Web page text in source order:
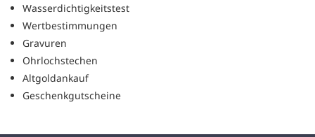
Wasserdichtigkeitstest
Wertbestimmungen
Gravuren
Ohrlochstechen
Altgoldankauf
Geschenkgutscheine